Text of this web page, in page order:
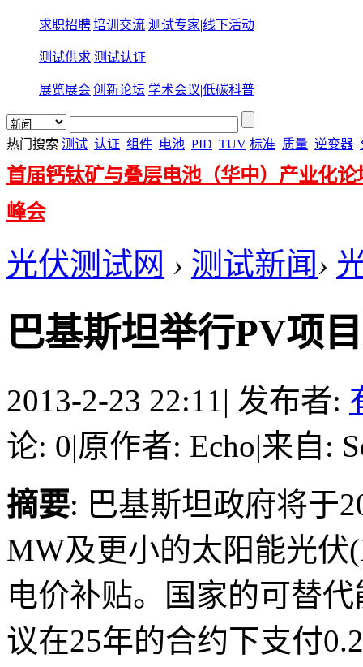
求职招聘|培训交流 测试专家|线下活动
测试供求 测试认证
展览展会|创新论坛 学术会议|低碳科普
热门搜索 测试 认证 组件 电池 PID TUV 标准 质量 逆变器
首届钙钛矿与叠层电池（华中）产业化论
峰会
光伏测试网 › 测试新闻›
巴基斯坦举行PV项
2013-2-23 22:11| 发布者:
论: 0|原作者: Echo|来自:
摘要: 巴基斯坦政府将于
MW及更小的太阳能光伏
电价补贴。国家的可替
议在25年的合约下支付